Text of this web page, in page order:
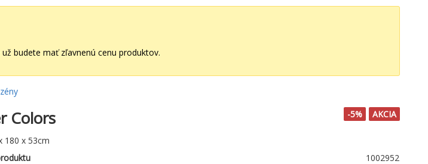
budete mať zľavnenú cenu produktov.
AKCIA
-5%
Colors
180 x 53cm
1002952